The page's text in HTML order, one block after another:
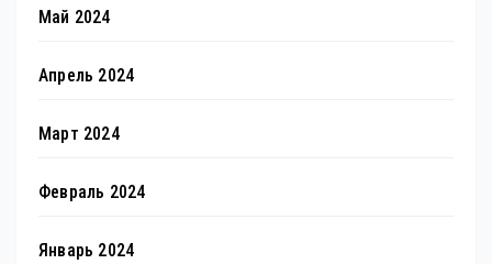
Май 2024
Апрель 2024
Март 2024
Февраль 2024
Январь 2024